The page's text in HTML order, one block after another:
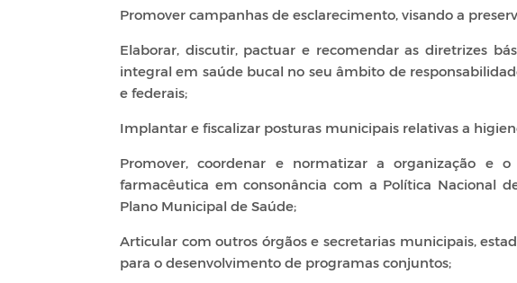
Promover campanhas de esclarecimento, visando a
Elaborar, discutir, pactuar e recomendar as diretrizes
integral em saúde bucal no seu âmbito de
e federais;
Implantar e fiscalizar posturas municipais relativas a
Promover, coordenar e normatizar a organização e
farmacêutica em consonância com a Política Nacional
Plano Municipal de Saúde;
Articular com outros órgãos e secretarias municipais,
para o desenvolvimento de programas conjuntos;